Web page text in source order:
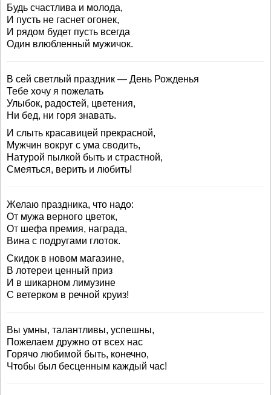
Будь счастлива и молода,
И пусть не гаснет огонек,
И рядом будет пусть всегда
Один влюбленный мужичок.
В сей светлый праздник — День Рожденья
Тебе хочу я пожелать
Улыбок, радостей, цветения,
Ни бед, ни горя знавать.
И слыть красавицей прекрасной,
Мужчин вокруг с ума сводить,
Натурой пылкой быть и страстной,
Смеяться, верить и любить!
Желаю праздника, что надо:
От мужа верного цветок,
От шефа премия, награда,
Вина с подругами глоток.
Скидок в новом магазине,
В лотереи ценный приз
И в шикарном лимузине
С ветерком в речной круиз!
Вы умны, талантливы, успешны,
Пожелаем дружно от всех нас
Горячо любимой быть, конечно,
Чтобы был бесценным каждый час!